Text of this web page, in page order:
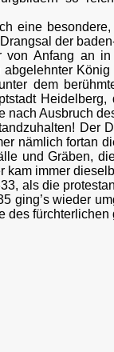
eine
der
von Anfang an
dem
nach Ausbruch
Der
nämlich fortan
und Gräben,
immer
als die
ging’s wieder
des